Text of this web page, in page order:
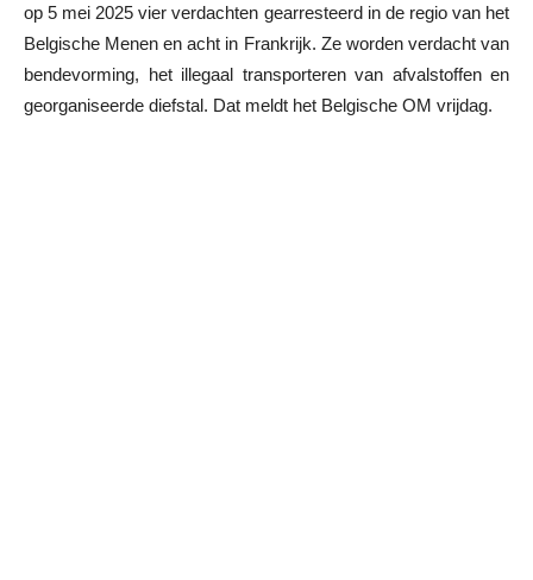
op 5 mei 2025 vier verdachten gearresteerd in de regio van het
Belgische Menen en acht in Frankrijk. Ze worden verdacht van
bendevorming, het illegaal transporteren van afvalstoffen en
georganiseerde diefstal. Dat meldt het Belgische OM vrijdag.